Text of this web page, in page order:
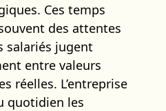
Ces temps
des attentes
salariés jugent
entre valeurs
réelles. L’entreprise
quotidien les